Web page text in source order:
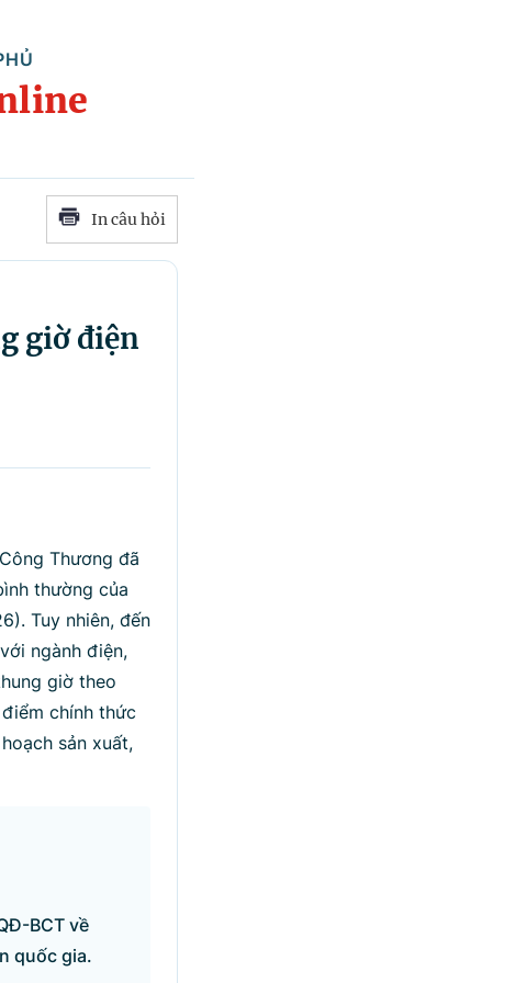
In câu hỏi
giờ điện
Thương đã
thường của
Tuy nhiên, đến
ngành điện,
giờ theo
chính thức
sản xuất,
BCT về
quốc gia.